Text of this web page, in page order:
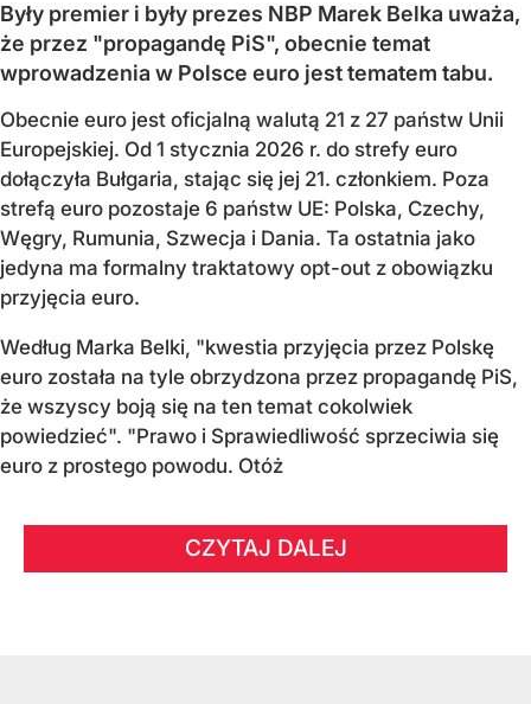
Były premier i były prezes NBP Marek Belka uważa,
że przez "propagandę PiS", obecnie temat
wprowadzenia w Polsce euro jest tematem tabu.
Obecnie euro jest oficjalną walutą 21 z 27 państw Unii
Europejskiej. Od 1 stycznia 2026 r. do strefy euro
dołączyła Bułgaria, stając się jej 21. członkiem. Poza
strefą euro pozostaje 6 państw UE: Polska, Czechy,
Węgry, Rumunia, Szwecja i Dania. Ta ostatnia jako
jedyna ma formalny traktatowy opt-out z obowiązku
przyjęcia euro.
Według Marka Belki, "kwestia przyjęcia przez Polskę
euro została na tyle obrzydzona przez propagandę PiS,
że wszyscy boją się na ten temat cokolwiek
powiedzieć". "Prawo i Sprawiedliwość sprzeciwia się
euro z prostego powodu. Otóż
CZYTAJ DALEJ